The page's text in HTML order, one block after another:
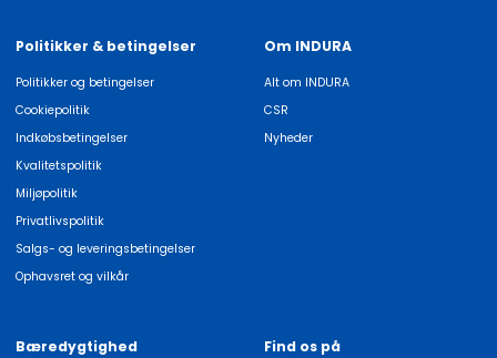
Politikker & betingelser
Politikker og betingelser
Cookiepolitik
Indkøbsbetingelser
Kvalitetspolitik
Miljøpolitik
Privatlivspolitik
Salgs- og leveringsbetingelser
Ophavsret og vilkår
Om INDURA
Alt om INDURA
CSR
Nyheder
Bæredygtighed Find os på